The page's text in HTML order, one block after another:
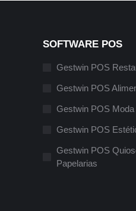
SOFTWARE POS
Gestwin POS
Gestwin POS
Gestwin POS Moda
Gestwin POS
Gestwin POS
Papelarias